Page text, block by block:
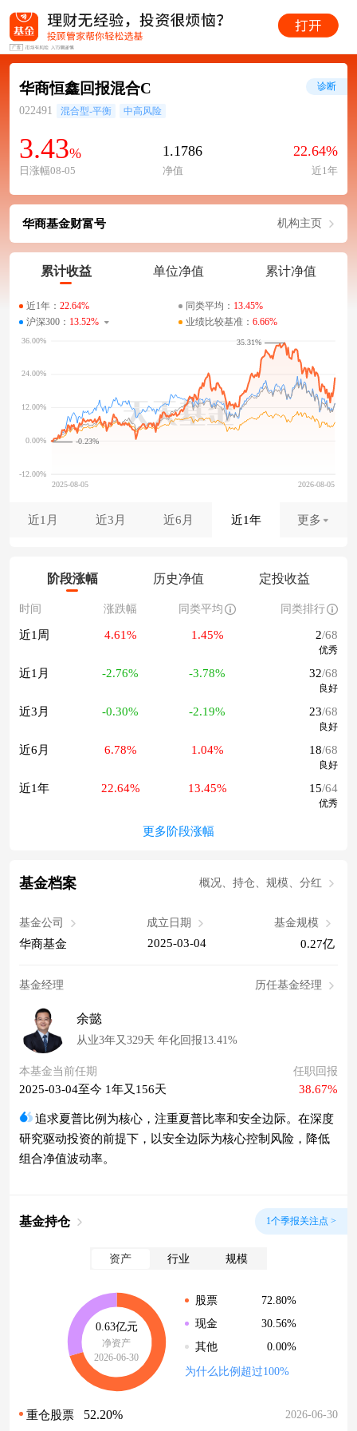
华商恒鑫回报混合C
022491 混合型-平衡 中高风险
3.43%
日涨幅08-05
1.1786
净值
22.64%
近1年
诊断
华商基金财富号 机构主页
累计收益 单位净值 累计净值
近1年： 22.64% 同类平均： 13.45%
沪深300： 13.52% 业绩比较基准： 6.66%
-0.23%
35.31%
近1月 近3月 近6月 近1年 更多
阶段涨幅 历史净值 定投收益
时间 涨跌幅 同类平均 同类排行
近1周 4.61% 1.45% 2/68
优秀
近1月 -2.76% -3.78% 32/68
良好
近3月 -0.30% -2.19% 23/68
良好
近6月 6.78% 1.04% 18/68
良好
近1年 22.64% 13.45% 15/64
优秀
更多阶段涨幅
基金档案 概况、持仓、规模、分红
基金公司
华商基金
成立日期
2025-03-04
基金规模
0.27亿
基金经理 历任基金经理
余懿
从业3年又329天 年化回报13.41%
本基金当前任期
2025-03-04至今 1年又156天
任职回报
38.67%
追求夏普比例为核心，注重夏普比率和安全边际。在深度
研究驱动投资的前提下，以安全边际为核心控制风险，降低
组合净值波动率。
基金持仓 1个季报关注点 >
资产 行业 规模
0.63亿元
净资产
2026-06-30
股票
72.80%
现金
30.56%
其他
0.00%
为什么比例超过100%
重仓股票 52.20% 2026-06-30